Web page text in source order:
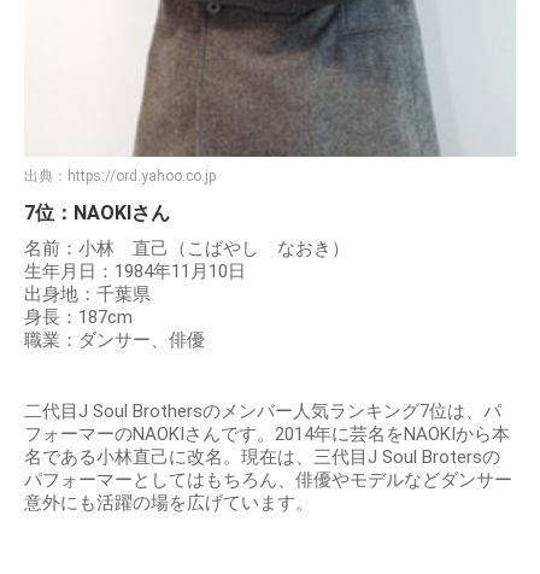
出典： https://ord.yahoo.co.jp
7位：NAOKIさん
名前：小林 直己（こばやし なおき）
生年月日：1984年11月10日
出身地：千葉県
身長：187cm
職業：ダンサー、俳優
二代目J Soul Brothersのメンバー人気ランキング7位は、パ
フォーマーのNAOKIさんです。2014年に芸名をNAOKIから本
名である小林直己に改名。現在は、三代目J Soul Brotersの
パフォーマーとしてはもちろん、俳優やモデルなどダンサー
意外にも活躍の場を広げています。